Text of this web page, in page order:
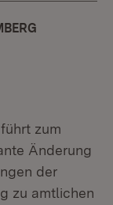
zum
Änderung
der
zu amtlichen